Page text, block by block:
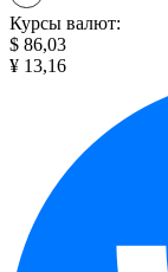
Курсы валют:
$ 86,03
¥ 13,16